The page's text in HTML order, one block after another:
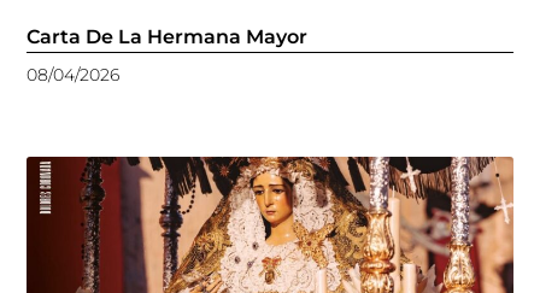
Carta De La Hermana Mayor
08/04/2026